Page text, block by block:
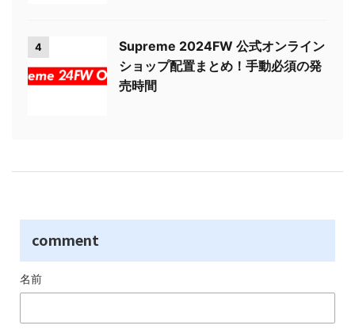
4
Supreme 2024FW 公式オンライン
ショップ配置まとめ！手動必須の発
売時間
comment
名前